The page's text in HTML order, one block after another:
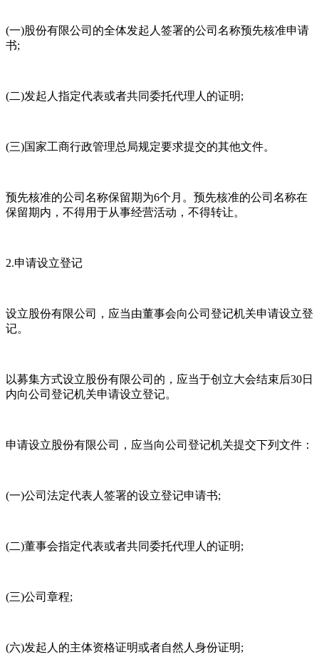
(一)股份有限公司的全体发起人签署的公司名称预先核准申请
书;
(二)发起人指定代表或者共同委托代理人的证明;
(三)国家工商行政管理总局规定要求提交的其他文件。
预先核准的公司名称保留期为6个月。预先核准的公司名称在
保留期内，不得用于从事经营活动，不得转让。
2.申请设立登记
设立股份有限公司，应当由董事会向公司登记机关申请设立登
记。
以募集方式设立股份有限公司的，应当于创立大会结束后30日
内向公司登记机关申请设立登记。
申请设立股份有限公司，应当向公司登记机关提交下列文件：
(一)公司法定代表人签署的设立登记申请书;
(二)董事会指定代表或者共同委托代理人的证明;
(三)公司章程;
(六)发起人的主体资格证明或者自然人身份证明;